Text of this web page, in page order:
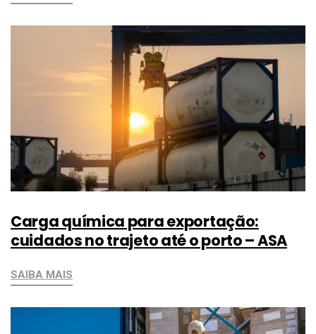
Carga química para exportação:
cuidados no trajeto até o porto – ASA
SAIBA MAIS